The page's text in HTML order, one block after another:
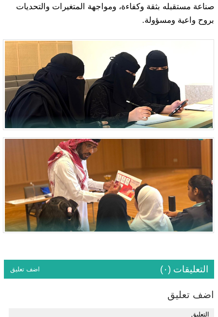
صناعة مستقبله بثقة وكفاءة، ومواجهة المتغيرات والتحديات
بروح واعية ومسؤولة.
التعليقات (٠) اضف تعليق
اضف تعليق